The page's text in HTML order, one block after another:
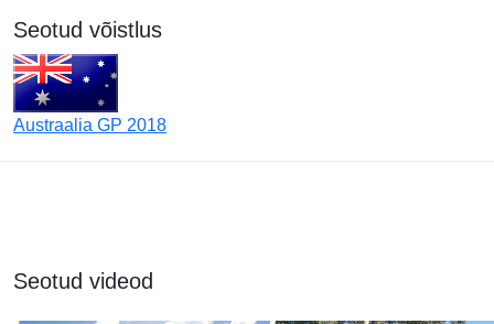
Seotud võistlus
Austraalia GP 2018
Seotud videod